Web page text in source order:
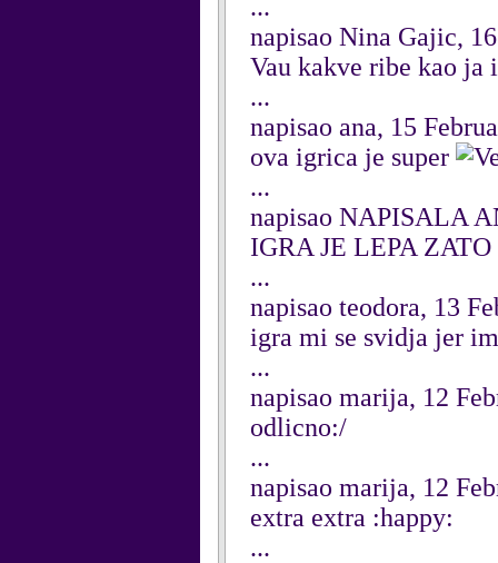
...
napisao Nina Gajic,
Vau kakve ribe kao ja
...
napisao ana, 15
ova igrica je super
...
napisao NAPISALA
IGRA JE LEPA
...
napisao teodora, 13
igra mi se svidja jer
...
napisao marija, 12
odlicno:/
...
napisao marija, 12
extra extra :happy:
...